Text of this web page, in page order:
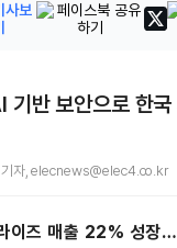
사보
기반 보안으로 한
자, elecnews@elec4.co.kr
이즈 매출 22% 성장…